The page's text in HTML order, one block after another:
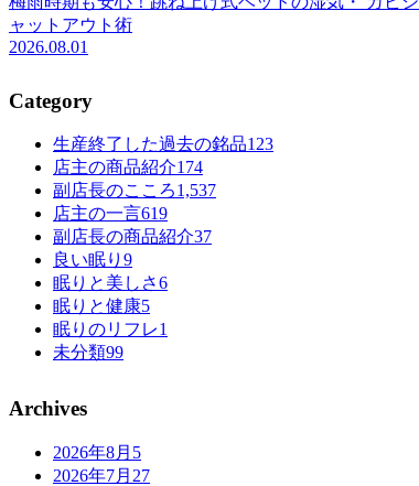
ャットアウト術
2026.08.01
Category
生産終了した過去の銘品123
店主の商品紹介174
副店長のこころ1,537
店主の一言619
副店長の商品紹介37
良い眠り 9
眠りと美しさ6
眠りと健康5
眠りのリフレ1
未分類99
Archives
2026年8月 5
2026年7月 27